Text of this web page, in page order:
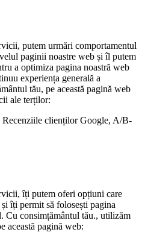
putem urmări comportamentul
paginii noastre web și îl putem
a optimiza pagina noastră web
experiența generală a
tău, pe această pagină web
ale terților:
clienților Google, A/B-
îți putem oferi opțiuni care
îți permit să folosești pagina
Cu consimțământul tău., utilizăm
această pagină web: